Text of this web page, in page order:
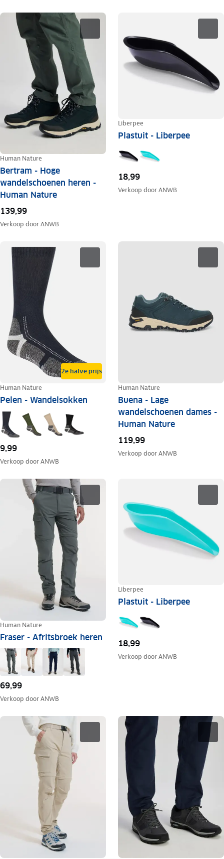
Human Nature
Bertram - Hoge
wandelschoenen heren -
Human Nature
139,99
Verkoop doorANWB
Liberpee
Plastuit - Liberpee
18,99
Verkoop doorANWB
2e halve prijs
Human Nature
Pelen - Wandelsokken
9,99
Verkoop doorANWB
Human Nature
Buena - Lage
wandelschoenen dames -
Human Nature
119,99
Verkoop doorANWB
Human Nature
Fraser - Afritsbroek heren
69,99
Verkoop doorANWB
Liberpee
Plastuit - Liberpee
18,99
Verkoop doorANWB